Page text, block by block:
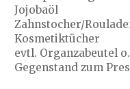
Jojobaöl
Zahnstocher/
Kosmetiktücher
evtl. Organzabeutel
Gegenstand zum